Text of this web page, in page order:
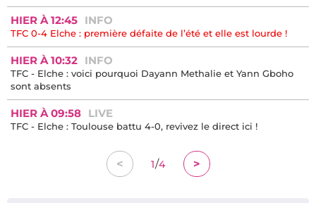
HIER À 12:45 INFO
TFC 0-4 Elche : première défaite de l’été et elle est lourde !
HIER À 10:32 INFO
TFC - Elche : voici pourquoi Dayann Methalie et Yann Gboho
sont absents
HIER À 09:58 LIVE
TFC - Elche : Toulouse battu 4-0, revivez le direct ici !
< 1/4 >